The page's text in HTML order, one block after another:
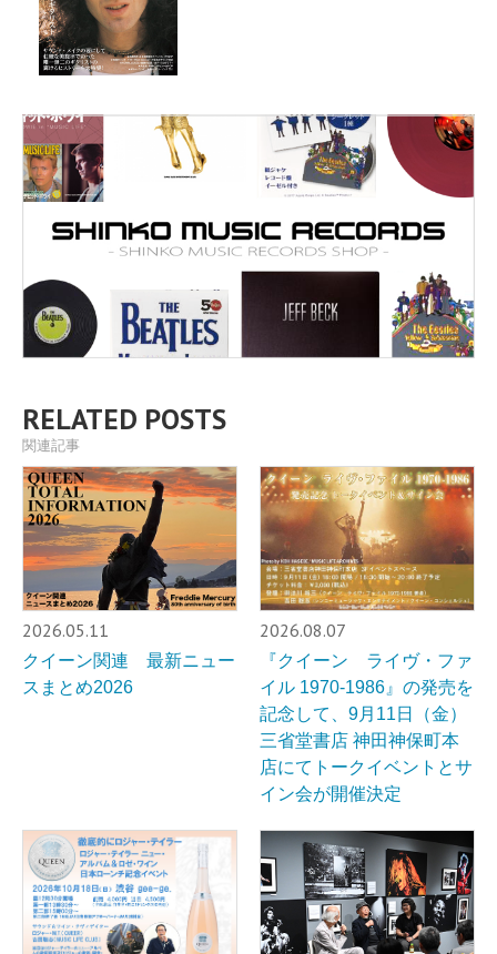
RELATED POSTS
関連記事
2026.05.11
クイーン関連 最新ニュー
スまとめ2026
2026.08.07
『クイーン ライヴ・ファ
イル 1970-1986』の発売を
記念して、9月11日（金）
三省堂書店 神田神保町本
店にてトークイベントとサ
イン会が開催決定